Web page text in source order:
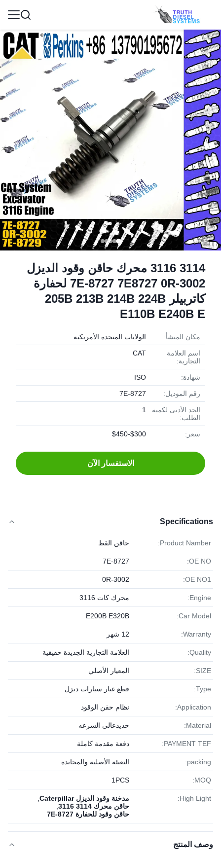
3114 3116 محرك حاقن وقود الديزل
7E-8727 7E8727 0R-3002 لحفارة
كاتربيلر 205B 213B 214B 224B
E110B E240B E
مكان المنشأ: الولايات المتحدة الأمريكية
اسم العلامة
التجارية:
CAT
شهادة: ISO
رقم الموديل: 7E-8727
الحد الأدنى لكمية
الطلب:
1
سعر: $300-$450
الاستفسار الآن
Specifications
Product Namber: حاقن القط
OE NO:
7E-8727
OE NO1:
0R-3002
Engine: محرك كات 3116
Car Model:
E200B E320B
Warranty: 12 شهر
Quality: العلامة التجارية الجديدة حقيقية
SIZE: المعيار الأصلي
Type: قطع غيار سيارات ديزل
Application: نظام حقن الوقود
Material: حديدعالى السرعه
PAYMENT TEF: دفعة مقدمة كاملة
packing: التعبئة الأصلية والمحايدة
MOQ:
1PСS
High Light: مدخنة وقود الديزل Caterpillar
حاقن محرك 3114 3116
حاقن وقود للحفارة 7E-8727
وصف المنتج